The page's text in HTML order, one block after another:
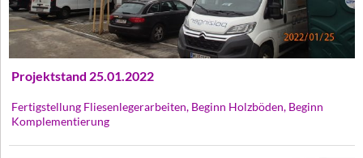
Projektstand 25.01.2022
Fertigstellung Fliesenlegerarbeiten, Beginn Holzböden, Beginn
Komplementierung